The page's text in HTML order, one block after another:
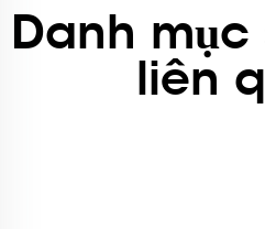
Danh mục
liên